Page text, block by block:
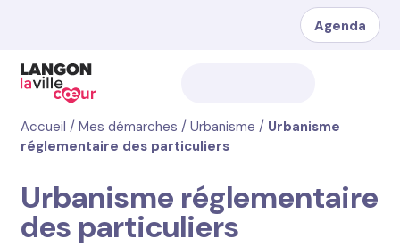
Agenda
Accueil / Mes démarches / Urbanisme / Urbanisme
réglementaire des particuliers
Urbanisme réglementaire
des particuliers